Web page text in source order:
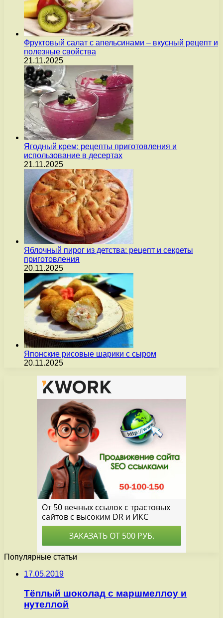
Фруктовый салат с апельсинами – вкусный рецепт и
полезные свойства
21.11.2025
Ягодный крем: рецепты приготовления и
использование в десертах
21.11.2025
Яблочный пирог из детства: рецепт и секреты
приготовления
20.11.2025
Японские рисовые шарики с сыром
20.11.2025
Популярные статьи
17.05.2019
Тёплый шоколад с маршмеллоу и
нутеллой